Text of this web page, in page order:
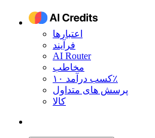
اعتبارها
فرآیند
AI Router
مخاطب
کسب درآمد ۱۰٪
پرسش های متداول
کالا